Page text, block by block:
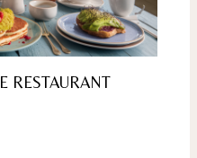
RESTAURANT